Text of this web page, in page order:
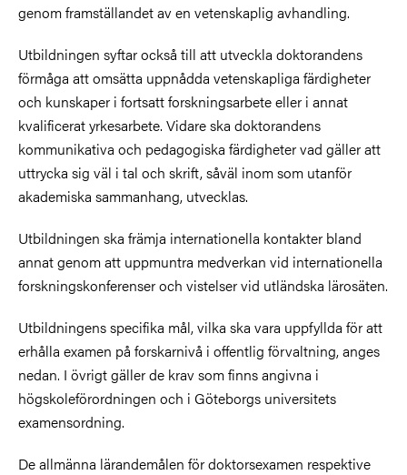
genom framställandet av en vetenskaplig avhandling.
Utbildningen syftar också till att utveckla doktorandens
förmåga att omsätta uppnådda vetenskapliga färdigheter
och kunskaper i fortsatt forskningsarbete eller i annat
kvalificerat yrkesarbete. Vidare ska doktorandens
kommunikativa och pedagogiska färdigheter vad gäller att
uttrycka sig väl i tal och skrift, såväl inom som utanför
akademiska sammanhang, utvecklas.
Utbildningen ska främja internationella kontakter bland
annat genom att uppmuntra medverkan vid internationella
forskningskonferenser och vistelser vid utländska lärosäten.
Utbildningens specifika mål, vilka ska vara uppfyllda för att
erhålla examen på forskarnivå i offentlig förvaltning, anges
nedan. I övrigt gäller de krav som finns angivna i
högskoleförordningen och i Göteborgs universitets
examensordning.
De allmänna lärandemålen för doktorsexamen respektive